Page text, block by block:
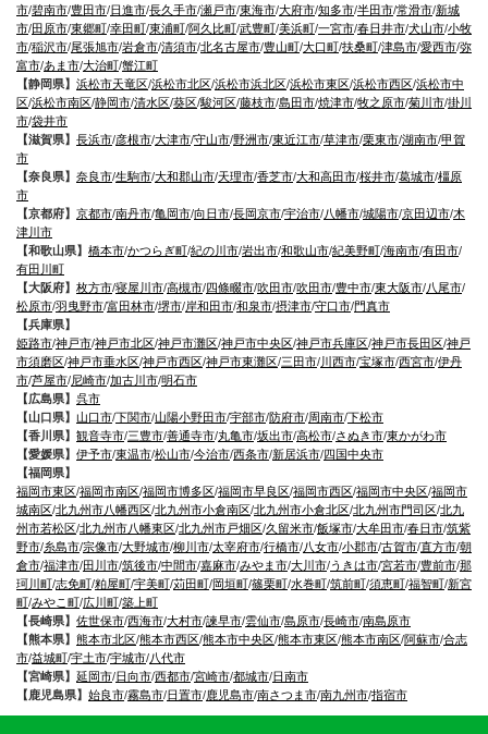
市/碧南市/豊田市/日進市/長久手市/瀬戸市/東海市/大府市/知多市/半田市/常滑市/新城
市/田原市/東郷町/幸田町/東浦町/阿久比町/武豊町/美浜町/一宮市/春日井市/犬山市/小牧
市/稲沢市/尾張旭市/岩倉市/清須市/北名古屋市/豊山町/大口町/扶桑町/津島市/愛西市/弥
富市/あま市/大治町/蟹江町
【静岡県】 浜松市天竜区/浜松市北区/浜松市浜北区/浜松市東区/浜松市西区/浜松市中
区/浜松市南区/静岡市/清水区/葵区/駿河区/藤枝市/島田市/焼津市/牧之原市/菊川市/掛川
市/袋井市
【滋賀県】 長浜市/彦根市/大津市/守山市/野洲市/東近江市/草津市/栗東市/湖南市/甲賀
市
【奈良県】 奈良市/生駒市/大和郡山市/天理市/香芝市/大和高田市/桜井市/葛城市/橿原
市
【京都府】 京都市/南丹市/亀岡市/向日市/長岡京市/宇治市/八幡市/城陽市/京田辺市/木
津川市
【和歌山県】 橋本市/かつらぎ町/紀の川市/岩出市/和歌山市/紀美野町/海南市/有田市/
有田川町
【大阪府】 枚方市/寝屋川市/高槻市/四條畷市/吹田市/吹田市/豊中市/東大阪市/八尾市/
松原市/羽曳野市/富田林市/堺市/岸和田市/和泉市/摂津市/守口市/門真市
【兵庫県】
姫路市/神戸市/神戸市北区/神戸市灘区/神戸市中央区/神戸市兵庫区/神戸市長田区/神戸
市須磨区/神戸市垂水区/神戸市西区/神戸市東灘区/三田市/川西市/宝塚市/西宮市/伊丹
市/芦屋市/尼崎市/加古川市/明石市
【広島県】 呉市
【山口県】 山口市/下関市/山陽小野田市/宇部市/防府市/周南市/下松市
【香川県】 観音寺市/三豊市/善通寺市/丸亀市/坂出市/高松市/さぬき市/東かがわ市
【愛媛県】 伊予市/東温市/松山市/今治市/西条市/新居浜市/四国中央市
【福岡県】
福岡市東区/福岡市南区/福岡市博多区/福岡市早良区/福岡市西区/福岡市中央区/福岡市
城南区/北九州市八幡西区/北九州市小倉南区/北九州市小倉北区/北九州市門司区/北九
州市若松区/北九州市八幡東区/北九州市戸畑区/久留米市/飯塚市/大牟田市/春日市/筑紫
野市/糸島市/宗像市/大野城市/柳川市/太宰府市/行橋市/八女市/小郡市/古賀市/直方市/朝
倉市/福津市/田川市/筑後市/中間市/嘉麻市/みやま市/大川市/うきは市/宮若市/豊前市/那
珂川町/志免町/粕屋町/宇美町/苅田町/岡垣町/篠栗町/水巻町/筑前町/須恵町/福智町/新宮
町/みやこ町/広川町/築上町
【長崎県】 佐世保市/西海市/大村市/諫早市/雲仙市/島原市/長崎市/南島原市
【熊本県】 熊本市北区/熊本市西区/熊本市中央区/熊本市東区/熊本市南区/阿蘇市/合志
市/益城町/宇土市/宇城市/八代市
【宮崎県】 延岡市/日向市/西都市/宮崎市/都城市/日南市
【鹿児島県】 始良市/霧島市/日置市/鹿児島市/南さつま市/南九州市/指宿市